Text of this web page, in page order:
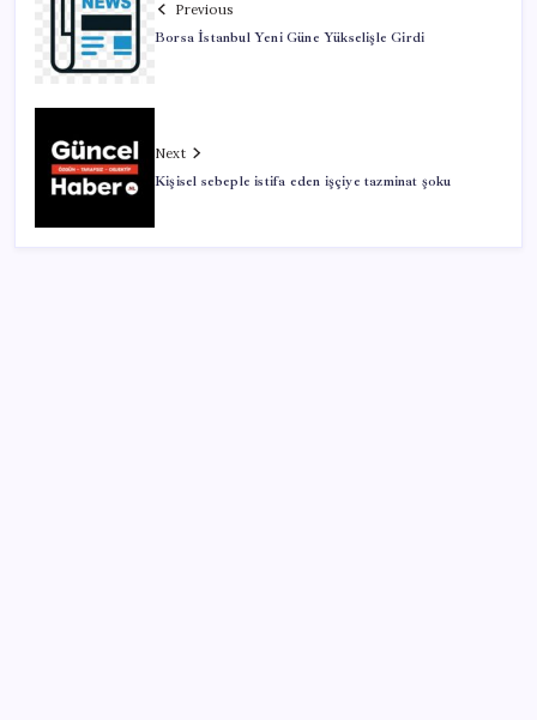
Previous
Borsa İstanbul Yeni Güne Yükselişle Girdi
Next
Kişisel sebeple istifa eden işçiye tazminat şoku